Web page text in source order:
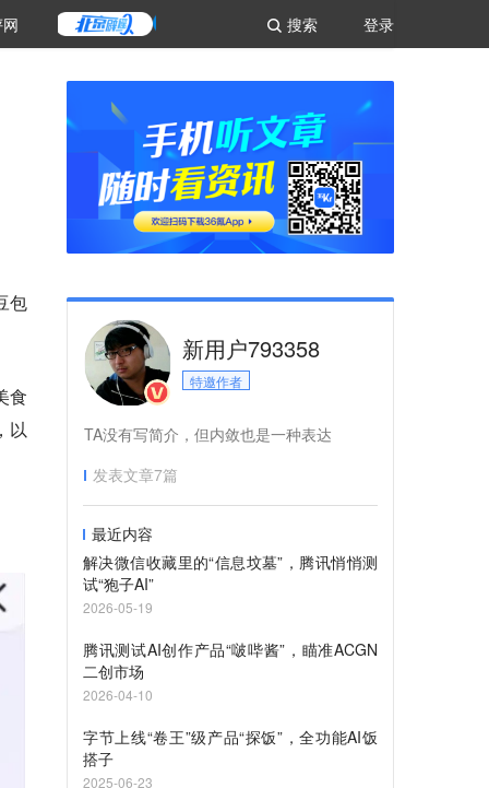
登录
搜索
包
食
以
新用户793358
特邀作者
TA没有写简介，但内敛也是一种表达
发表文章7篇
最近内容
解决微信收藏里的“信息坟墓”，腾讯悄悄测
试“狍子AI”
2026-05-19
腾讯测试AI创作产品“啵哔酱”，瞄准ACGN
二创市场
2026-04-10
字节上线“卷王”级产品“探饭”，全功能AI饭
搭子
2025-06-23